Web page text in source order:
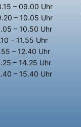
– 09.00 Uhr
– 10.05 Uhr
– 10.50 Uhr
– 11.55 Uhr
– 12.40 Uhr
– 14.25 Uhr
– 15.40 Uhr